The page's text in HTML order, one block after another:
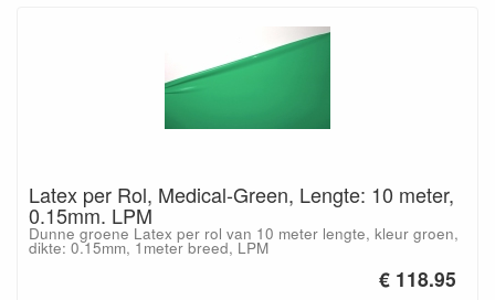
Latex per Rol, Medical-Green, Lengte: 10 meter,
0.15mm. LPM
Dunne groene Latex per rol van 10 meter lengte, kleur groen,
dikte: 0.15mm, 1meter breed, LPM
€ 118.95